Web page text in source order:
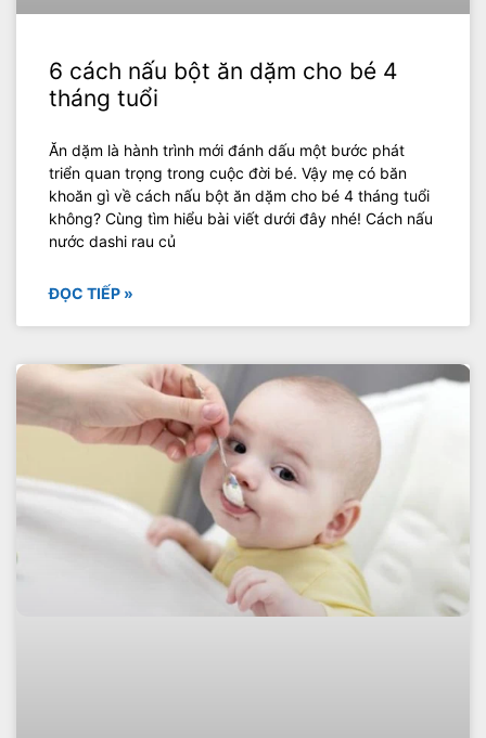
6 cách nấu bột ăn dặm cho bé 4
tháng tuổi
Ăn dặm là hành trình mới đánh dấu một bước phát
triển quan trọng trong cuộc đời bé. Vậy mẹ có băn
khoăn gì về cách nấu bột ăn dặm cho bé 4 tháng tuổi
không? Cùng tìm hiểu bài viết dưới đây nhé! Cách nấu
nước dashi rau củ
ĐỌC TIẾP »